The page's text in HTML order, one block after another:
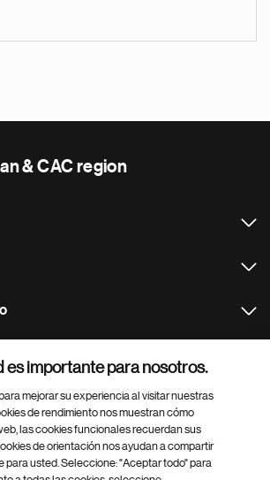
& CAC region
es importante para nosotros.
mejorar su experiencia al visitar nuestras
de rendimiento nos muestran cómo
las cookies funcionales recuerdan sus
de orientación nos ayudan a compartir
para usted. Seleccione: "Aceptar todo" para